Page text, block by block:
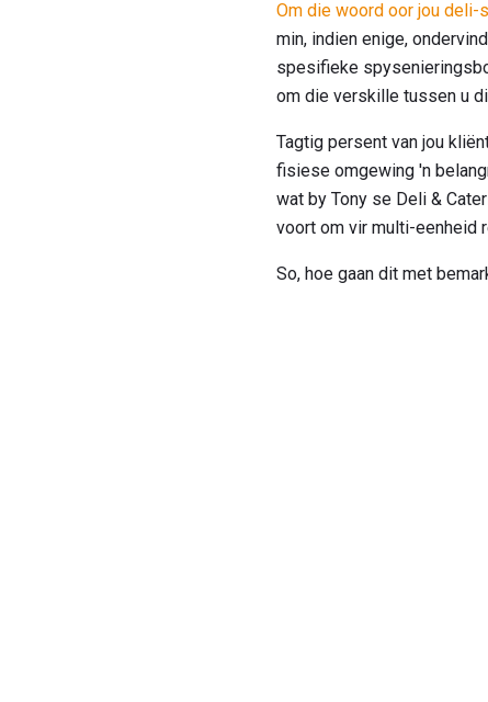
Om die woord oor jou deli-
min, indien enige,
spesifieke
om die verskille tussen u
Tagtig persent van jou
fisiese omgewing 'n
wat by Tony se Deli &
voort om vir multi-eenheid
So, hoe gaan dit met